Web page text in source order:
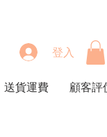
登入
送貨運費 顧客評